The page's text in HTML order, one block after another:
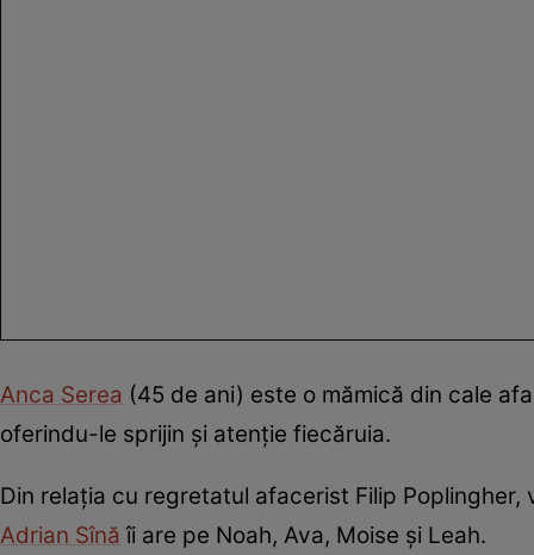
Anca Serea (45 de ani) este o mămică din cale
oferindu-le sprijin și atenție fiecăruia.
Din relația cu regretatul afacerist Filip
Adrian Sînă îi are pe Noah, Ava, Moise și Leah.